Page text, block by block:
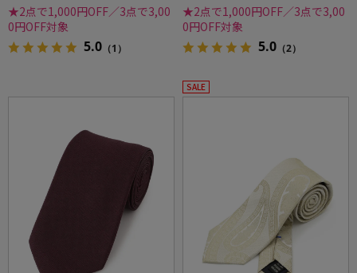
★2点で1,000円OFF／3点で3,00
0円OFF対象
5.0 （1）
★2点で1,000円OFF／3点で3,00
0円OFF対象
5.0 （2）
SALE